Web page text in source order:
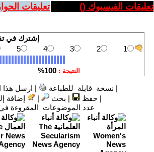
تعليقات الفيسبوك () تعليقات
| نسخة قابلة للطباعة | ارسل
|حفظ | بحث | إضافة
عدد الموضوعات المقروءة في